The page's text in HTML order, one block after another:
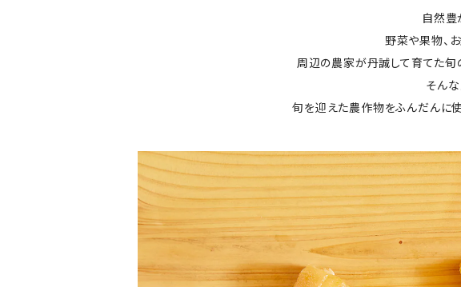
自然豊
野菜や果物、
周辺の農家が丹誠して育てた旬
そんな
旬を迎えた農作物をふんだんに